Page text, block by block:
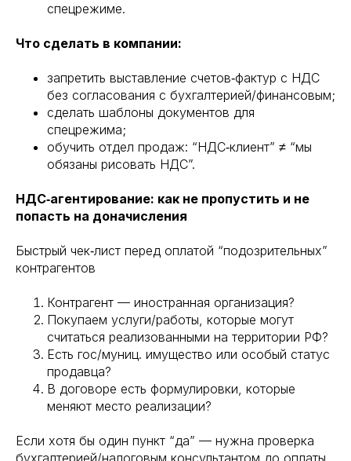
спецрежиме.
Что сделать в компании:
запретить выставление счетов‑фактур с НДС
без согласования с бухгалтерией/финансовым;
сделать шаблоны документов для
спецрежима;
обучить отдел продаж: “НДС‑клиент” ≠ “мы
обязаны рисовать НДС”.
НДС‑агентирование: как не пропустить и не
попасть на доначисления
Быстрый чек‑лист перед оплатой “подозрительных”
контрагентов
Контрагент — иностранная организация?
Покупаем услуги/работы, которые могут
считаться реализованными на территории РФ?
Есть гос/муниц. имущество или особый статус
продавца?
В договоре есть формулировки, которые
меняют место реализации?
Если хотя бы один пункт “да” — нужна проверка
бухгалтерией/налоговым консультантом до оплаты.